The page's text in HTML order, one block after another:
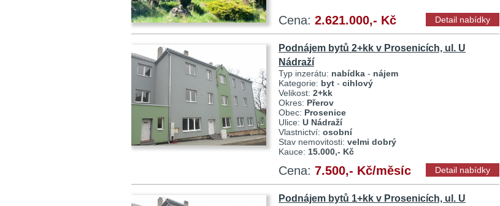
Cena: 2.621.000,- Kč Detail nabídky
Podnájem bytů 2+kk v Prosenicích, ul. U
Nádraží
Typ inzerátu: nabídka - nájem
Kategorie: byt - cihlový
Velikost: 2+kk
Okres: Přerov
Obec: Prosenice
Ulice: U Nádraží
Vlastnictví: osobní
Stav nemovitosti: velmi dobrý
Kauce: 15.000,- Kč
Cena: 7.500,- Kč/měsíc Detail nabídky
Podnájem bytů 1+kk v Prosenicích, ul. U